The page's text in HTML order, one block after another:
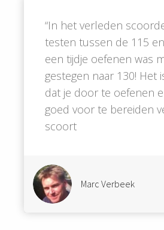
“In het verleden
testen tussen de 115
een tijdje oefenen was
gestegen naar 130! Het
dat je door te oefenen
goed voor te bereiden
scoort
Marc Verbeek